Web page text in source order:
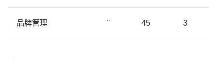
品牌管理 " 45 3